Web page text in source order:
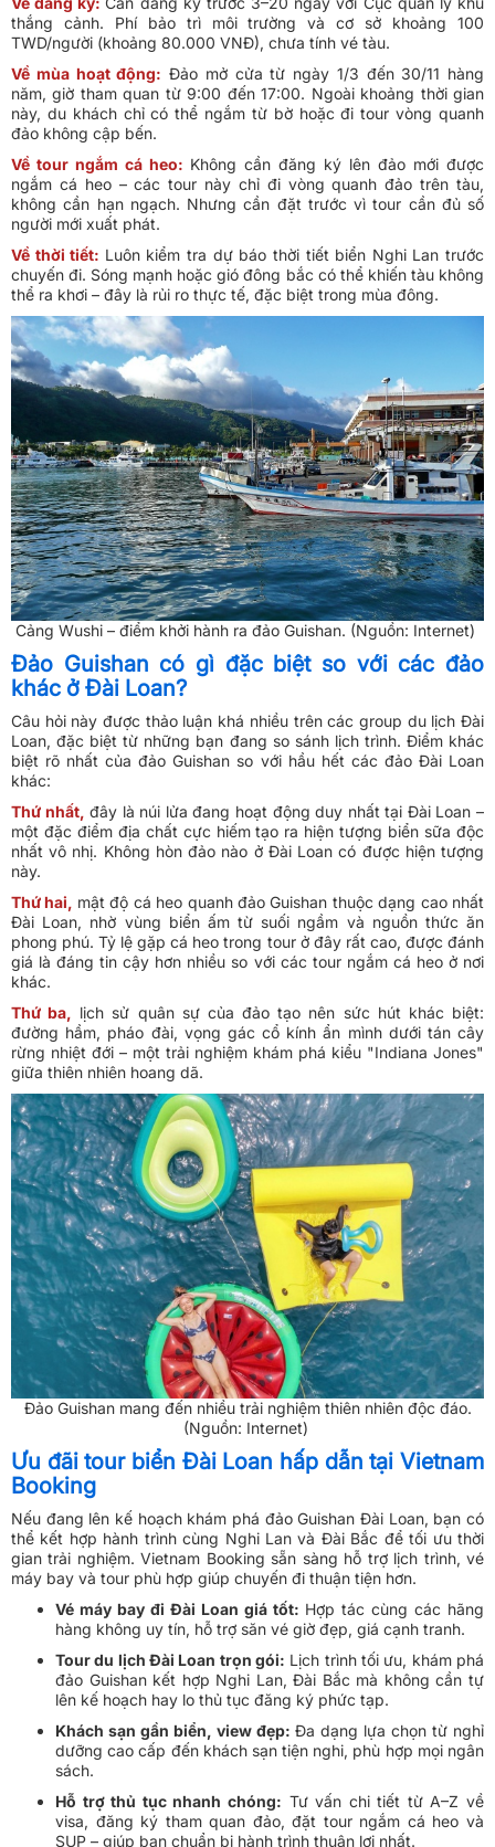
thắng cảnh. Phí bảo trì môi trường và cơ sở khoảng 100
TWD/người (khoảng 80.000 VNĐ), chưa tính vé tàu.
Về mùa hoạt động: Đảo mở cửa từ ngày 1/3 đến 30/11 hàng
năm, giờ tham quan từ 9:00 đến 17:00. Ngoài khoảng thời gian
này, du khách chỉ có thể ngắm từ bờ hoặc đi tour vòng quanh
đảo không cập bến.
Về tour ngắm cá heo: Không cần đăng ký lên đảo mới được
ngắm cá heo – các tour này chỉ đi vòng quanh đảo trên tàu,
không cần hạn ngạch. Nhưng cần đặt trước vì tour cần đủ số
người mới xuất phát.
Về thời tiết: Luôn kiểm tra dự báo thời tiết biển Nghi Lan trước
chuyến đi. Sóng mạnh hoặc gió đông bắc có thể khiến tàu không
thể ra khơi – đây là rủi ro thực tế, đặc biệt trong mùa đông.
Cảng Wushi – điểm khởi hành ra đảo Guishan. (Nguồn: Internet)
Đảo Guishan có gì đặc biệt so với các đảo
khác ở Đài Loan?
Câu hỏi này được thảo luận khá nhiều trên các group du lịch Đài
Loan, đặc biệt từ những bạn đang so sánh lịch trình. Điểm khác
biệt rõ nhất của đảo Guishan so với hầu hết các đảo Đài Loan
khác:
Thứ nhất, đây là núi lửa đang hoạt động duy nhất tại Đài Loan –
một đặc điểm địa chất cực hiếm tạo ra hiện tượng biển sữa độc
nhất vô nhị. Không hòn đảo nào ở Đài Loan có được hiện tượng
này.
Thứ hai, mật độ cá heo quanh đảo Guishan thuộc dạng cao nhất
Đài Loan, nhờ vùng biển ấm từ suối ngầm và nguồn thức ăn
phong phú. Tỷ lệ gặp cá heo trong tour ở đây rất cao, được đánh
giá là đáng tin cậy hơn nhiều so với các tour ngắm cá heo ở nơi
khác.
Thứ ba, lịch sử quân sự của đảo tạo nên sức hút khác biệt:
đường hầm, pháo đài, vọng gác cổ kính ẩn mình dưới tán cây
rừng nhiệt đới – một trải nghiệm khám phá kiểu "Indiana Jones"
giữa thiên nhiên hoang dã.
Đảo Guishan mang đến nhiều trải nghiệm thiên nhiên độc đáo.
(Nguồn: Internet)
Ưu đãi tour biển Đài Loan hấp dẫn tại Vietnam
Booking
Nếu đang lên kế hoạch khám phá đảo Guishan Đài Loan, bạn có
thể kết hợp hành trình cùng Nghi Lan và Đài Bắc để tối ưu thời
gian trải nghiệm. Vietnam Booking sẵn sàng hỗ trợ lịch trình, vé
máy bay và tour phù hợp giúp chuyến đi thuận tiện hơn.
Vé máy bay đi Đài Loan giá tốt: Hợp tác cùng các hãng
hàng không uy tín, hỗ trợ săn vé giờ đẹp, giá cạnh tranh.
Tour du lịch Đài Loan trọn gói: Lịch trình tối ưu, khám phá
đảo Guishan kết hợp Nghi Lan, Đài Bắc mà không cần tự
lên kế hoạch hay lo thủ tục đăng ký phức tạp.
Khách sạn gần biển, view đẹp: Đa dạng lựa chọn từ nghỉ
dưỡng cao cấp đến khách sạn tiện nghi, phù hợp mọi ngân
sách.
Hỗ trợ thủ tục nhanh chóng: Tư vấn chi tiết từ A–Z về
visa, đăng ký tham quan đảo, đặt tour ngắm cá heo và
SUP – giúp bạn chuẩn bị hành trình thuận lợi nhất.